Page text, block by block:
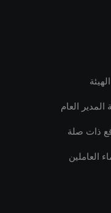
المدير العام
ذات صلة
العاملين